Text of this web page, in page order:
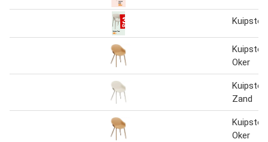
Oker
Zand
Oker